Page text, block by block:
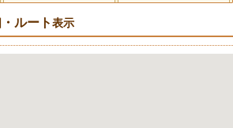
・ルート表示